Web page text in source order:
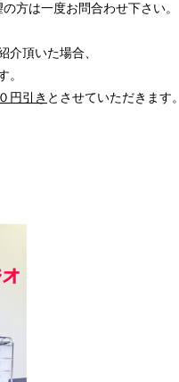
方は一度お問合わせ下さい。
介頂いた場合、
。
円引き とさせていただきます。